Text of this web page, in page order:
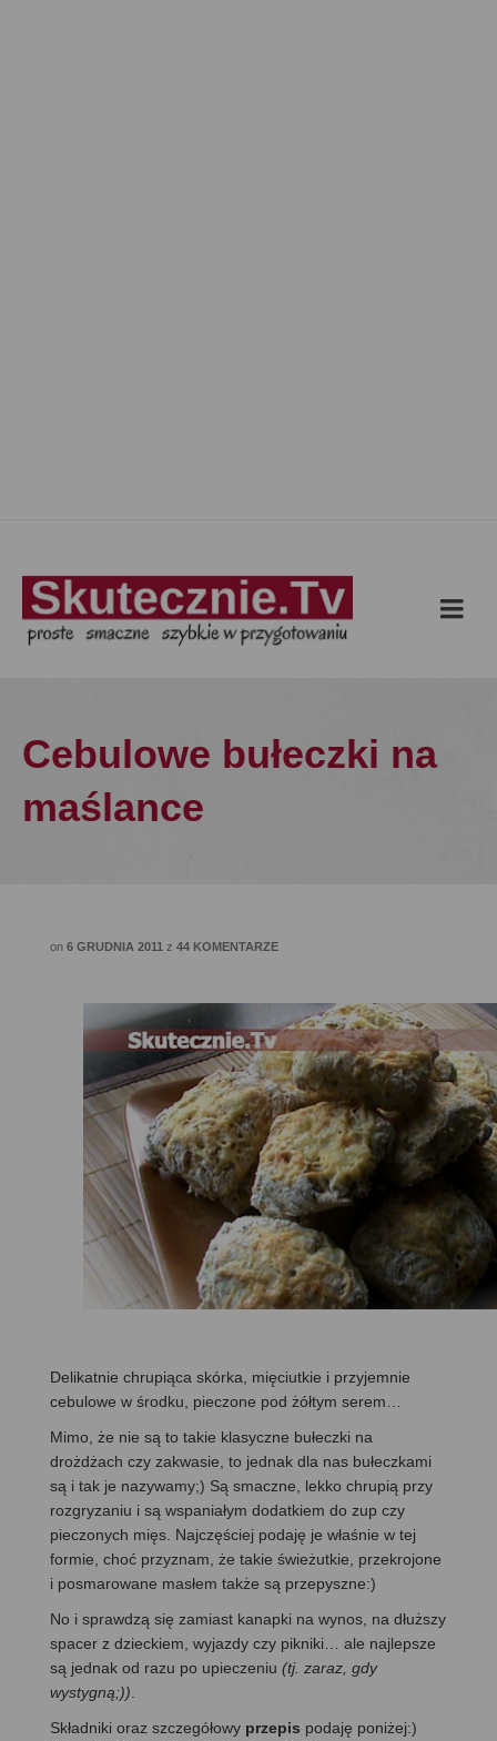
Cebulowe bułeczki na
maślance
on 6 GRUDNIA 2011 z 44 KOMENTARZE
Delikatnie chrupiąca skórka, mięciutkie i przyjemnie
cebulowe w środku, pieczone pod żółtym serem…
Mimo, że nie są to takie klasyczne bułeczki na
drożdżach czy zakwasie, to jednak dla nas bułeczkami
są i tak je nazywamy;) Są smaczne, lekko chrupią przy
rozgryzaniu i są wspaniałym dodatkiem do zup czy
pieczonych mięs. Najczęściej podaję je właśnie w tej
formie, choć przyznam, że takie świeżutkie, przekrojone
i posmarowane masłem także są przepyszne:)
No i sprawdzą się zamiast kanapki na wynos, na dłuższy
spacer z dzieckiem, wyjazdy czy pikniki… ale najlepsze
są jednak od razu po upieczeniu (tj. zaraz, gdy
wystygną;))
Składniki oraz szczegółowy przepis podaję poniżej:)